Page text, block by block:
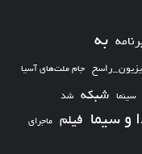
به
جام ملت‌های آسیا
سینما شبکه شد
و سیما فیلم ماجرای